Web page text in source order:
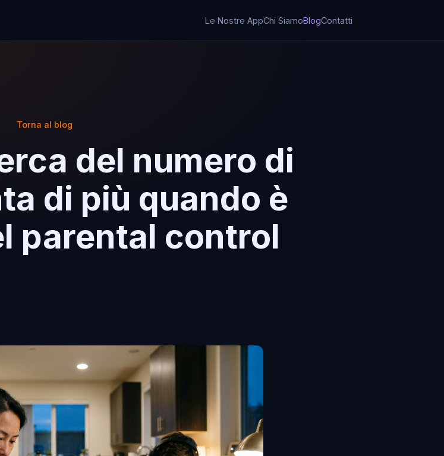
Le Nostre AppChi SiamoBlogContatti
Torna al blog
del numero di
di più quando è
parental control